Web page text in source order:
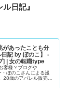
ル日記』
があったことも分
記 by ぼのこ】 -
] | 女の転職type
客様？ブログや
ぼのこさんによる漫
28歳のアパレル販売